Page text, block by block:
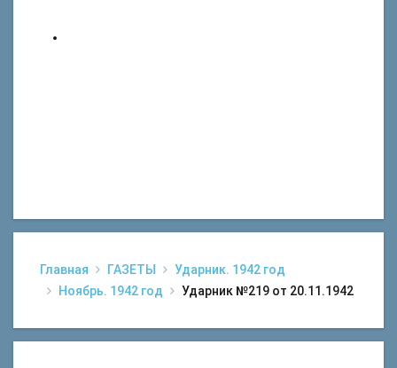
Главная ГАЗЕТЫ
Ударник. 1942 год
Ноябрь. 1942 год
Ударник №219 от 20.11.1942